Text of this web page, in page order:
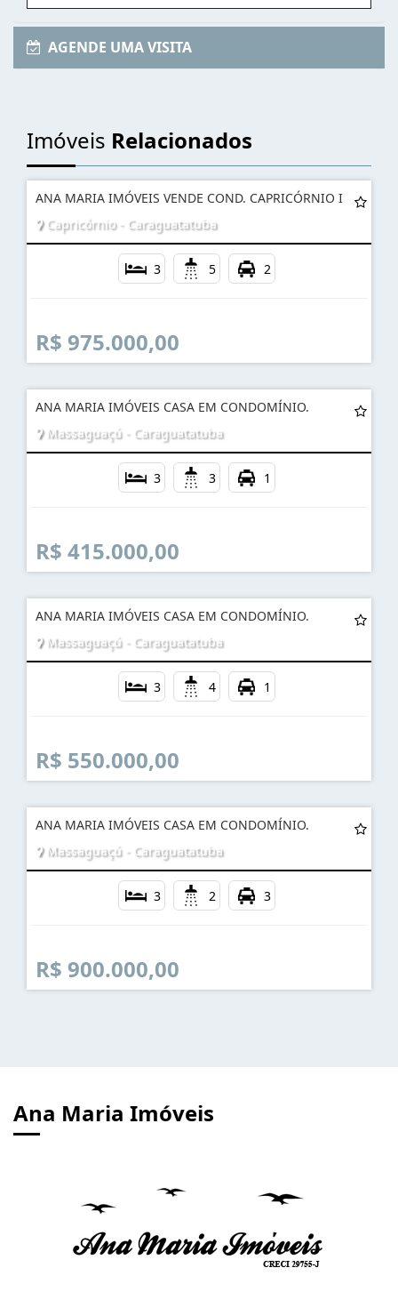
AGENDE UMA VISITA
Imóveis Relacionados
ANA MARIA IMÓVEIS VENDE COND. CAPRICÓRNIO I
Capricórnio - Caraguatatuba
3 5 2
R$ 975.000,00
ANA MARIA IMÓVEIS CASA EM CONDOMÍNIO.
Massaguaçú - Caraguatatuba
3 3 1
R$ 415.000,00
ANA MARIA IMÓVEIS CASA EM CONDOMÍNIO.
Massaguaçú - Caraguatatuba
3 4 1
R$ 550.000,00
ANA MARIA IMÓVEIS CASA EM CONDOMÍNIO.
Massaguaçú - Caraguatatuba
3 2 3
R$ 900.000,00
Ana Maria Imóveis